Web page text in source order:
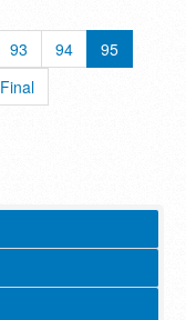
93 94
95
Final